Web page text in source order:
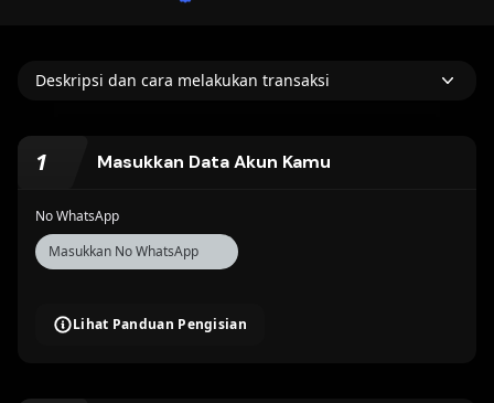
Deskripsi dan cara melakukan transaksi
1 Masukkan Data Akun Kamu
No WhatsApp
Lihat Panduan Pengisian